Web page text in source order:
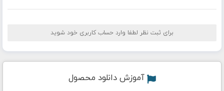
برای ثبت نظر لطفا وارد حساب کاربری خود شوید
آموزش دانلود محصول